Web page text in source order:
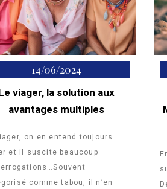
14/06/2024
viager, la solution aux
avantages multiples
on en entend toujours
et il suscite beaucoup
comme tabou, il n’en